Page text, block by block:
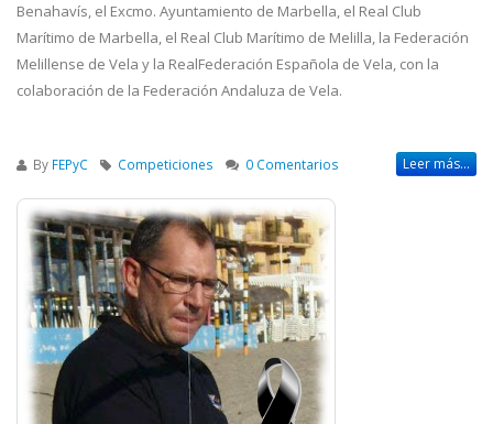
Benahavís, el Excmo. Ayuntamiento de Marbella, el Real Club
Marítimo de Marbella, el Real Club Marítimo de Melilla, la Federación
Melillense de Vela y la RealFederación Española de Vela, con la
colaboración de la Federación Andaluza de Vela.
By FEPyC Competiciones 0 Comentarios Leer más...